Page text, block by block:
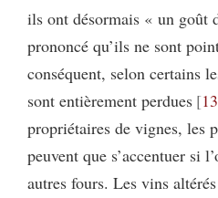
ils ont désormais « un goût
prononcé qu’ils ne sont
conséquent, selon certains
sont entièrement perdues 13
propriétaires de vignes, les
peuvent que s’accentuer si
autres fours. Les vins